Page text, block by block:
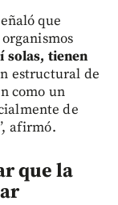
que
solas, tienen
estructural de
como un
de
afirmó.
que la